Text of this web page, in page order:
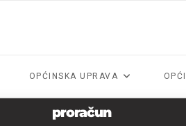
OPĆINSKA UPRAVA
proračun